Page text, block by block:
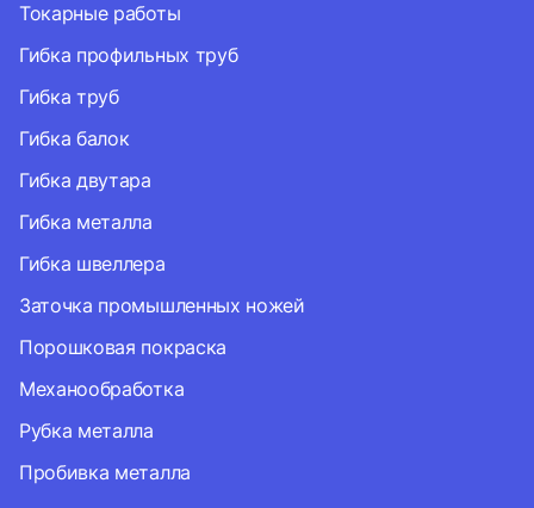
Токарные работы
Гибка профильных труб
Гибка труб
Гибка балок
Гибка двутара
Гибка металла
Гибка швеллера
Заточка промышленных ножей
Порошковая покраска
Механообработка
Рубка металла
Пробивка металла